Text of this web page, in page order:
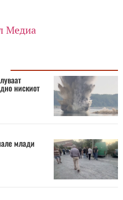
Медиа
нискиот
млади